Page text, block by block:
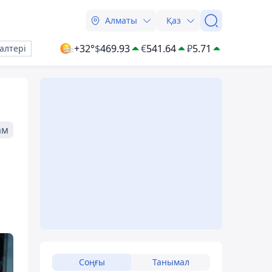
Алматы Қаз
+32°$469.93 €541.64 ₽5.71
Соңғы Танымал